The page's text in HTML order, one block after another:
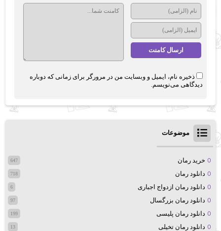
ذخیره نام، ایمیل و وبسایت من در مرورگر برای زمانی که دوباره
دیدگاهی می‌نویسم.
موضوعات
خرید رمان 647
دانلود رمان 718
دانلود رمان ازدواج اجباری 6
دانلود رمان بزرگسال 97
دانلود رمان پلیسی 199
دانلود رمان تخیلی 13